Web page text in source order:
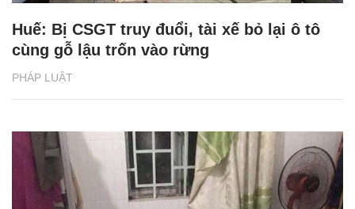
PHÁP LUẬT
Huế: Bị CSGT truy đuổi, tài xế bỏ lại ô tô
cùng gỗ lậu trốn vào rừng